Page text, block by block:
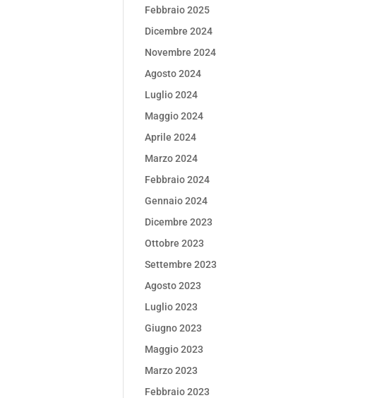
Febbraio 2025
Dicembre 2024
Novembre 2024
Agosto 2024
Luglio 2024
Maggio 2024
Aprile 2024
Marzo 2024
Febbraio 2024
Gennaio 2024
Dicembre 2023
Ottobre 2023
Settembre 2023
Agosto 2023
Luglio 2023
Giugno 2023
Maggio 2023
Marzo 2023
Febbraio 2023